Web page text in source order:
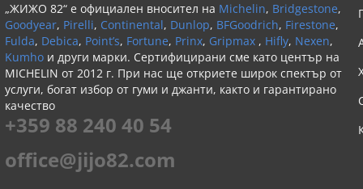
„ЖИЖО 82“ е официален вносител на Michelin, Bridgestone,
Goodyear, Pirelli, Continental, Dunlop, BFGoodrich, Firestone,
Fulda, Debica, Point’s, Fortune, Prinx, Gripmax , Hifly, Nexen,
Kumho и други марки. Сертифицирани сме като център на
MICHELIN от 2012 г. При нас ще откриете широк спектър от
услуги, богат избор от гуми и джанти, както и гарантирано
качество
+359 88 240 40 54
office@jijo82.com